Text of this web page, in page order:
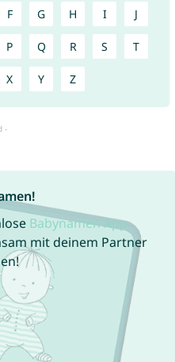
F G H I J
P Q R S T
X Y Z
Babynamen App
mit deinem Partner